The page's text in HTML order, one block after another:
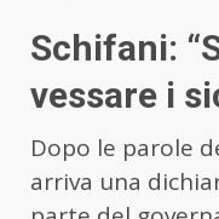
Schifani:
vessare i
Dopo le parole
arriva una